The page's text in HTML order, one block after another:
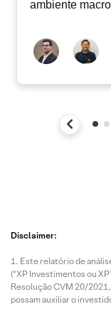
ambiente
Disclaimer:
Este relatório de
(“XP Investimentos ou
Resolução CVM 20/
possam auxiliar o